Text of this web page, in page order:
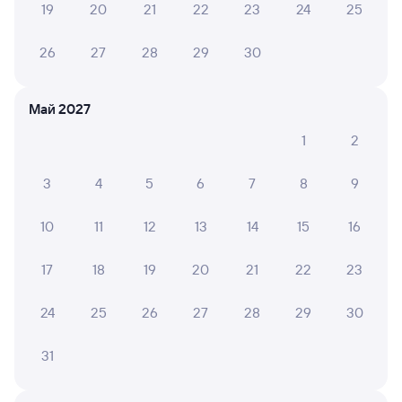
Онлайн-покупка за 4 минуты
покупке
СМС-сопровождение до посадки в поезд
Частые вопросы
Что нужно, чтобы сесть в поезд?
19 20 21 22 23 24 25
26 27 28 29 30
Май 2027
1
2
3 4 5 6 7 8 9
10 11 12 13 14 15 16
17 18 19 20 21 22 23
24 25 26 27 28 29 30
31